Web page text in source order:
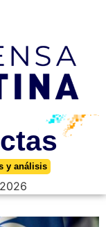
y análisis